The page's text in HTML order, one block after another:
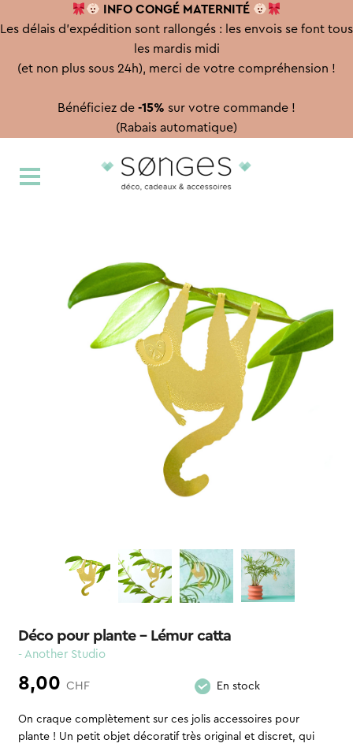
INFO CONGÉ MATERNITÉ
Les délais d'expédition sont rallongés : les envois se font tous
les mardis midi
(et non plus sous 24h), merci de votre compréhension !
Bénéficiez de -15% sur votre commande !
(Rabais automatique)
à
au
Déco pour plante – Lémur catta
- Another Studio
8,00 CHF En stock
On craque complètement sur ces jolis accessoires pour
plante ! Un petit objet décoratif très original et discret, qui